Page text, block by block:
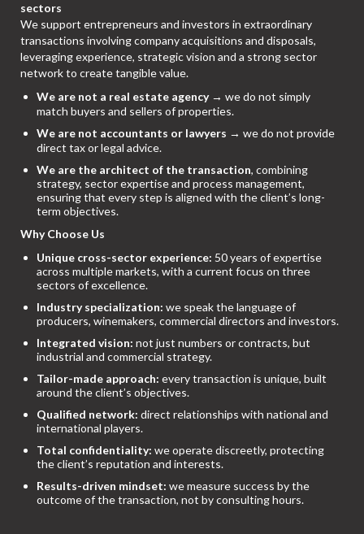
sectors
We support entrepreneurs and investors in extraordinary
transactions involving company acquisitions and disposals,
leveraging experience, strategic vision and a strong sector
network to create tangible value.
We are not a real estate agency→ we do not simply
match buyers and sellers of properties.
We are not accountants or lawyers → we do not provide
direct tax or legal advice.
We are the architect of the transaction, combining
strategy, sector expertise and process management,
ensuring that every step is aligned with the client’s long-
term objectives.
Why Choose Us
Unique cross-sector experience: 50 years of expertise
across multiple markets, with a current focus on three
sectors of excellence.
Industry specialization: we speak the language of
producers, winemakers, commercial directors and investors.
Integrated vision: not just numbers or contracts, but
industrial and commercial strategy.
Tailor-made approach: every transaction is unique, built
around the client’s objectives.
Qualified network: direct relationships with national and
international players.
Total confidentiality: we operate discreetly, protecting
the client’s reputation and interests.
Results-driven mindset: we measure success by the
outcome of the transaction, not by consulting hours.